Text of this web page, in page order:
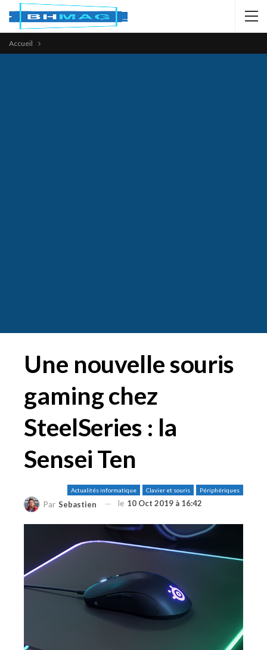
Accueil
Une nouvelle souris
gaming chez
SteelSeries : la
Sensei Ten
Actualités informatique Clavier et souris Périphériques
Par Sebastien le 10 Oct 2019 à 16:42